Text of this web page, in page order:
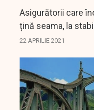
Asigurătorii care
țină seama, la
trebuie să îl
22 APRILIE 2021